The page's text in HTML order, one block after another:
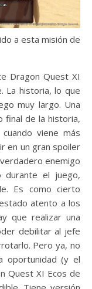
a esta misión de
Dragon Quest XI
La historia, lo que
muy largo. Una
final de la historia,
viene más
en un gran spoiler
enemigo
el juego,
Es como cierto
atento a los
que realizar una
debilitar al jefe
Pero ya, no
oportunidad (y el
Quest XI Ecos de